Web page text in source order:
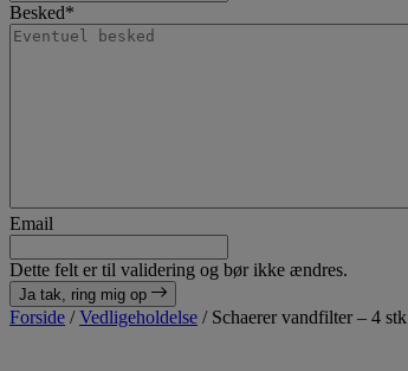
Besked*
Email
Dette felt er til validering og bør ikke ændres.
Ja tak, ring mig op
Forside /Vedligeholdelse / Schaerer vandfilter – 4 stk